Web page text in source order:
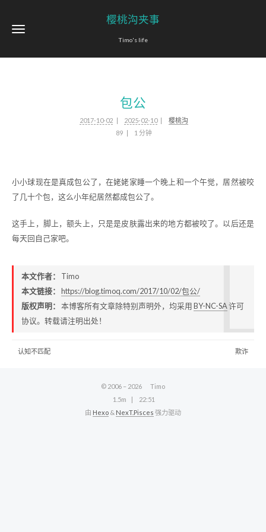
樱桃沟夹事
Timo's life
包公
2017-10-02 2025-02-10
樱桃沟
89
1 分钟
小小球现在是真成包公了，在姥姥家睡一个晚上和一个午觉，居然被咬
了几十个包，这么小年纪居然都成包公了。
这手上，脚上，额头上，只是是皮肤露出来的地方都被咬了。以后还是
每天回自己家吧。
本文作者： Timo
本文链接：
https://blog.timoq.com/2017/10/02/包公/
版权声明： 本博客所有文章除特别声明外，均采用BY-NC-SA许可
协议。转载请注明出处！
认知不匹配 欺诈
© 2006 – 2026
Timo
1.5m
22:51
由 Hexo & NexT.Pisces 强力驱动